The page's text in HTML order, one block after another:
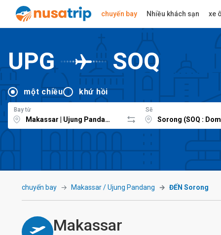
chuyến bay Nhiều khách sạn xe
UPG SOQ
một chiều khứ hồi
Bay từ Sẽ
chuyến bay Makassar / Ujung Pandang ĐẾN Sorong
Makassar